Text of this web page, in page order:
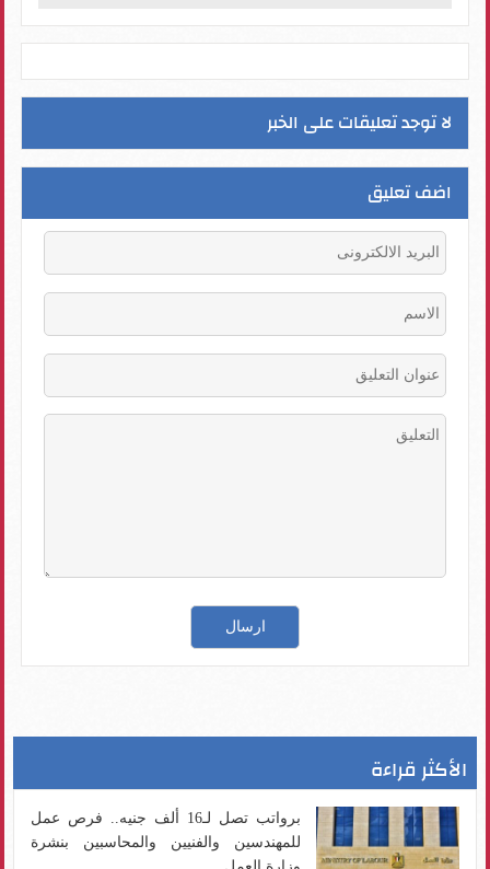
لا توجد تعليقات على الخبر
اضف تعليق
الأكثر قراءة
برواتب تصل لـ16 ألف جنيه.. فرص عمل
للمهندسين والفنيين والمحاسبين بنشرة